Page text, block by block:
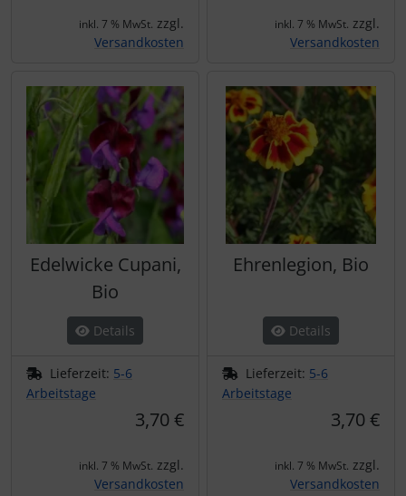
inkl. 7 % MwSt. zzgl.
Versandkosten
inkl. 7 % MwSt. zzgl.
Versandkosten
Edelwicke Cupani,
Bio
Details
Lieferzeit: 5-6
Arbeitstage
3,70 €
inkl. 7 % MwSt. zzgl.
Versandkosten
Ehrenlegion, Bio
Details
Lieferzeit: 5-6
Arbeitstage
3,70 €
inkl. 7 % MwSt. zzgl.
Versandkosten